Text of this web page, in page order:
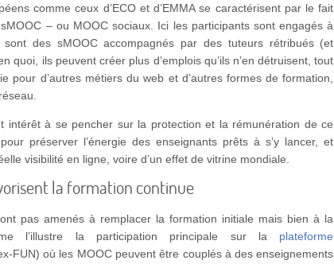
comme ceux d’ECO et d’EMMA se caractérisent par le fait
– ou MOOC sociaux. Ici les participants sont engagés à
des sMOOC accompagnés par des tuteurs rétribués (et
quoi, ils peuvent créer plus d’emplois qu’ils n’en détruisent, tout
pour d’autres métiers du web et d’autres formes de formation,
intérêt à se pencher sur la protection et la rémunération de ce
préserver l’énergie des enseignants prêts à s’y lancer, et
visibilité en ligne, voire d’un effet de vitrine mondiale.
la formation continue
pas amenés à remplacer la formation initiale mais bien à la
l’illustre la participation principale sur la plateforme
FUN) où les MOOC peuvent être couplés à des enseignements